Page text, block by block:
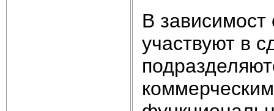
В зависимост
участвуют в